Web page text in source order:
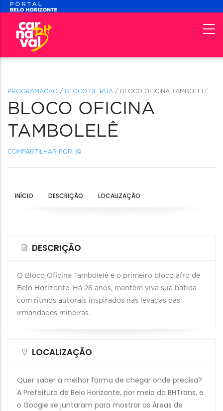
PROGRAMAÇÃO / BLOCO DE RUA / BLOCO OFICINA TAMBOLELÊ
BLOCO OFICINA
TAMBOLELÊ
COMPARTILHAR POR:
INÍCIO DESCRIÇÃO LOCALIZAÇÃO
DESCRIÇÃO
O Bloco Oficina Tambolelê é o primeiro bloco afro de
Belo Horizonte. Há 26 anos, mantém viva sua batida
com ritmos autorais inspirados nas levadas das
irmandades mineiras.
LOCALIZAÇÃO
Quer saber a melhor forma de chegar onde precisa?
A Prefeitura de Belo Horizonte, por meio da BHTrans, e
o Google se juntaram para mostrar as Áreas de